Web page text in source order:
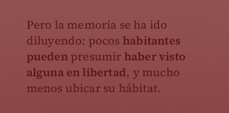
Pero la memoria se ha ido
diluyendo: pocos habitantes
puedenpresumir haber visto
alguna en libertad, y mucho
menos ubicar su hábitat.